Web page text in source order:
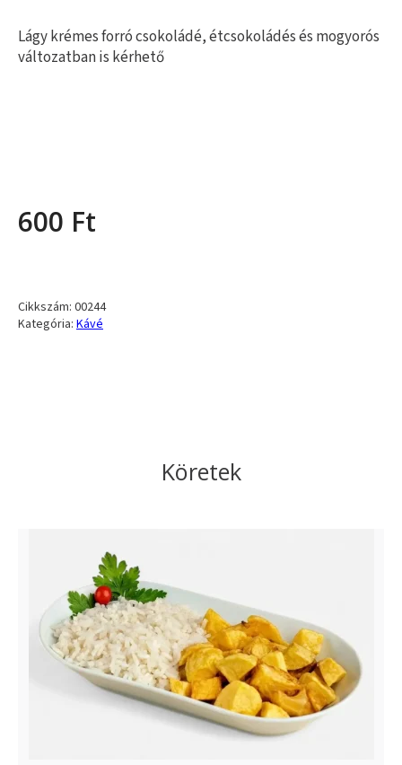
Lágy krémes forró csokoládé, étcsokoládés és mogyorós
változatban is kérhető
600 Ft
Cikkszám: 00244
Kategória: Kávé
Köretek